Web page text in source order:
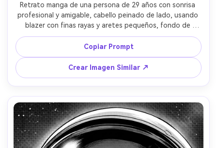
Retrato manga de una persona de 29 años con sonrisa
profesional y amigable, cabello peinado de lado, usando
blazer con finas rayas y aretes pequeños, fondo de
oficina moderna desenfocado, luz neutra tipo softbox,
líneas limpias con degradados suaves de screentone,
retrato central, mood seguro y tranquilo, acabado
editorial, sin texto, lente 85mm, poca profundidad de
campo --ar 4:5
Copiar Prompt
Crear Imagen Similar ↗